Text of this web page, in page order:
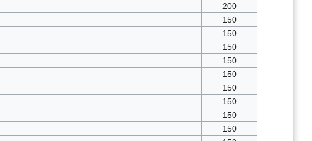
200
150
150
150
150
150
150
150
150
150